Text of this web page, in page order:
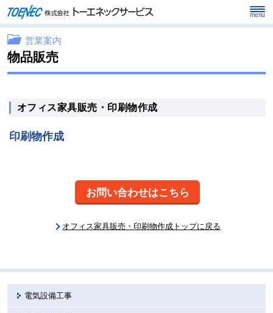
menu
営業案内
物品販売
オフィス家具販売・印刷物作成
印刷物作成
お問い合わせはこちら
オフィス家具販売・印刷物作成トップに戻る
電気設備工事